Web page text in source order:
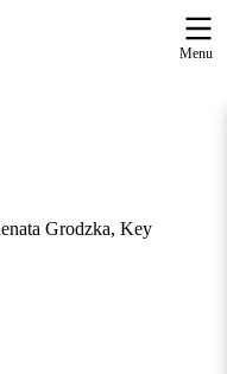
Menu
Grodzka, Key